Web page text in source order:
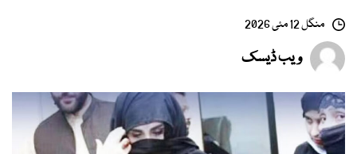
منگل 12 مئی 2026
ویب ڈیسک